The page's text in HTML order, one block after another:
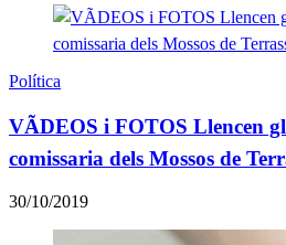
Política
VÃDEOS i FOTOS Llencen
comissaria dels Mossos de
30/10/2019